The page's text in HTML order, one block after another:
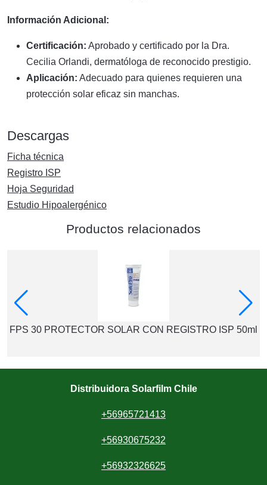
Información Adicional:
Certificación: Aprobado y certificado por la Dra.
Cecilia Orlandi, dermatóloga de reconocido prestigio.
Aplicación: Adecuado para quienes requieren una
protección solar eficaz sin manchas.
Descargas
Ficha técnica
Registro ISP
Hoja Seguridad
Estudio Hipoalergénico
Productos relacionados
FPS 30 PROTECTOR SOLAR CON REGISTRO ISP 50ml
Distribuidora Solarfilm Chile
+56965721413
+56930675232
+56932326625